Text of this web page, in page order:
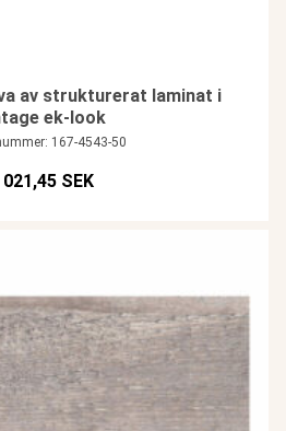
av strukturerat laminat i
ek-look
167-4543-50
021,45 SEK